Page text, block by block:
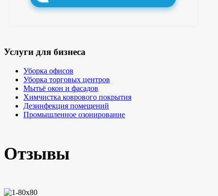
Услуги для бизнеса
Уборка офисов
Уборка торговых центров
Мытьё окон и фасадов
Химчистка коврового покрытия
Дезинфекция помещений
Промышленное озонирование
Отзывы